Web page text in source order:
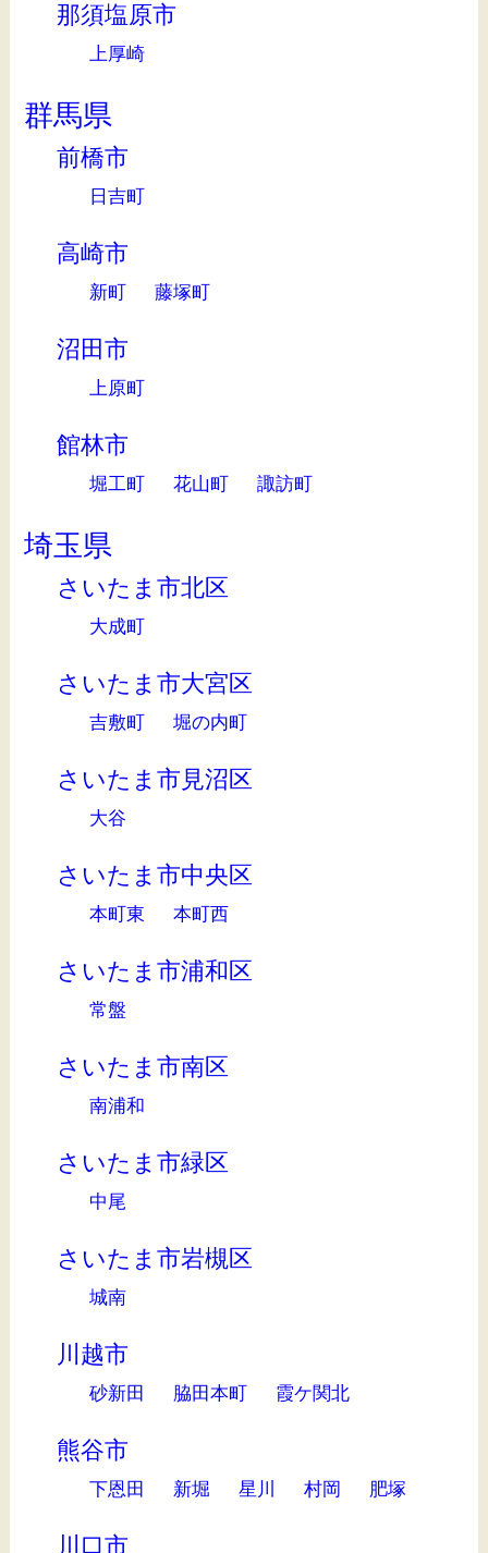
那須塩原市
上厚崎
群馬県
前橋市
日吉町
高崎市
新町 藤塚町
沼田市
上原町
館林市
堀工町 花山町 諏訪町
埼玉県
さいたま市北区
大成町
さいたま市大宮区
吉敷町 堀の内町
さいたま市見沼区
大谷
さいたま市中央区
本町東 本町西
さいたま市浦和区
常盤
さいたま市南区
南浦和
さいたま市緑区
中尾
さいたま市岩槻区
城南
川越市
砂新田 脇田本町 霞ケ関北
熊谷市
下恩田 新堀 星川 村岡 肥塚
川口市